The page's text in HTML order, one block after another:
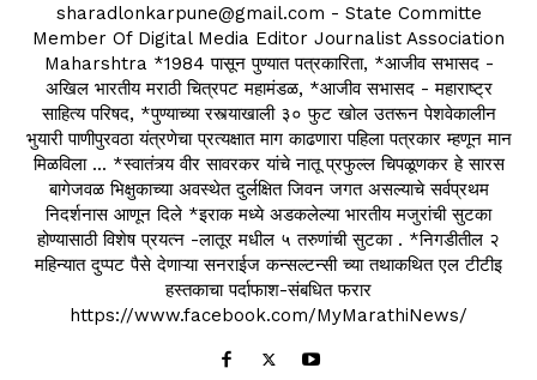
sharadlonkarpune@gmail.com - State Committe
Member Of Digital Media Editor Journalist Association
Maharshtra *1984 पासून पुण्यात पत्रकारिता, *आजीव सभासद -
अखिल भारतीय मराठी चित्रपट महामंडळ, *आजीव सभासद - महाराष्ट्र
साहित्य परिषद, *पुण्याच्या रस्त्याखाली ३० फुट खोल उतरून पेशवेकालीन
भुयारी पाणीपुरवठा यंत्रणेचा प्रत्यक्षात माग काढणारा पहिला पत्रकार म्हणून मान
मिळविला ... *स्वातंत्र्य वीर सावरकर यांचे नातू प्रफुल्ल चिपळूणकर हे सारस
बागेजवळ भिक्षुकाच्या अवस्थेत दुर्लक्षित जिवन जगत असल्याचे सर्वप्रथम
निदर्शनास आणून दिले *इराक मध्ये अडकलेल्या भारतीय मजुरांची सुटका
होण्यासाठी विशेष प्रयत्न -लातूर मधील ५ तरुणांची सुटका . *निगडीतील २
महिन्यात दुप्पट पैसे देणाऱ्या सनराईज कन्सल्टन्सी च्या तथाकथित एल टीटीइ
हस्तकाचा पर्दाफाश-संबधित फरार
https://www.facebook.com/MyMarathiNews/